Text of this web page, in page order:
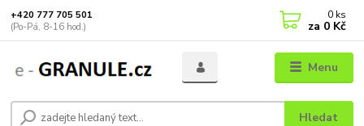
Menu
Hledat
+420 777 705 501
(Po-Pá, 8-16 hod.)
0 ks
za 0 Kč